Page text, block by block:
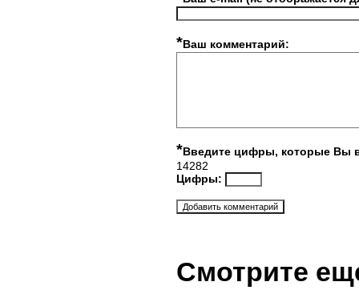
*Ваш комментарий:
*Введите цифры, которые Вы
14282
Цифры:
Смотрите